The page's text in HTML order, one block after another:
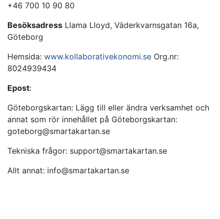
+46 700 10 90 80
Besöksadress Llama Lloyd, Väderkvarnsgatan 16a,
Göteborg
Hemsida: www.kollaborativekonomi.se Org.nr:
8024939434
Epost:
Göteborgskartan: Lägg till eller ändra verksamhet och
annat som rör innehållet på Göteborgskartan:
goteborg@smartakartan.se
Tekniska frågor: support@smartakartan.se
Allt annat: info@smartakartan.se